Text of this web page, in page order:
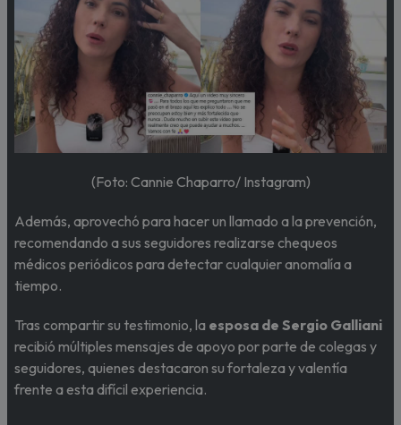
(Foto: Cannie Chaparro/ Instagram)
Además, aprovechó para hacer un llamado a la prevención,
recomendando a sus seguidores realizarse chequeos
médicos periódicos para detectar cualquier anomalía a
tiempo.
Tras compartir su testimonio, la esposa de Sergio Galliani
recibió múltiples mensajes de apoyo por parte de colegas y
seguidores, quienes destacaron su fortaleza y valentía
frente a esta difícil experiencia.